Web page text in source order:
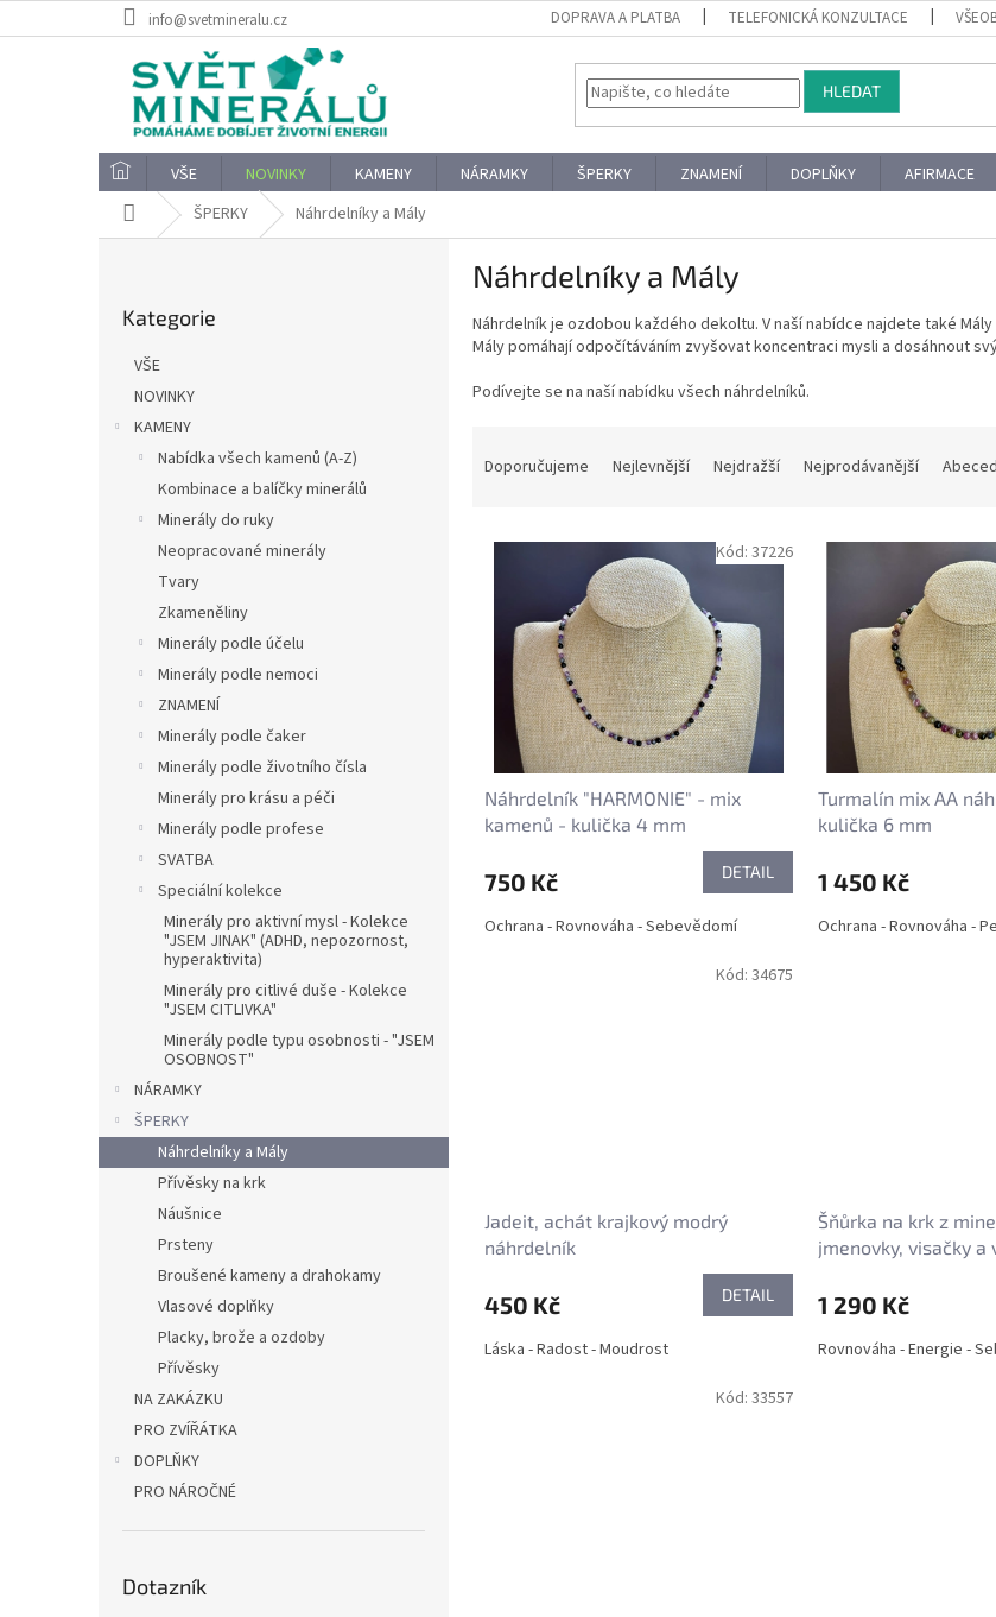
na
info@svetmineralu.cz DOPRAVA A PLATBA TELEFONICKÁ KONZULTACE
HLEDAT
VŠE NOVINKY KAMENY NÁRAMKY ŠPERKY ZNAMENÍ DOPLŇKY AFIRMACE
Domů ŠPERKY Náhrdelníky a Mály
kategorie
Kategorie
VŠE
NOVINKY
KAMENY
Nabídka všech kamenů (A-Z)
Kombinace a balíčky minerálů
Minerály do ruky
Neopracované minerály
Tvary
Zkameněliny
Minerály podle účelu
Minerály podle nemoci
ZNAMENÍ
Minerály podle čaker
Minerály podle životního čísla
Minerály pro krásu a péči
Minerály podle profese
SVATBA
Speciální kolekce
Minerály pro aktivní mysl - Kolekce
"JSEM JINAK" (ADHD, nepozornost,
hyperaktivita)
Minerály pro citlivé duše - Kolekce
"JSEM CITLIVKA"
Minerály podle typu osobnosti - "JSEM
OSOBNOST"
NÁRAMKY
ŠPERKY
Náhrdelníky a Mály
Přívěsky na krk
Náušnice
Prsteny
Broušené kameny a drahokamy
Vlasové doplňky
Placky, brože a ozdoby
Přívěsky
NA ZAKÁZKU
PRO ZVÍŘÁTKA
DOPLŇKY
PRO NÁROČNÉ
Dotazník
Náhrdelníky a Mály
Náhrdelník je ozdobou každého dekoltu. V naší nabídce najdete také
Mály pomáhají odpočítáváním zvyšovat koncentraci mysli a dosáhnout
Podívejte se na naší nabídku všech náhrdelníků.
Doporučujeme Nejlevnější Nejdražší Nejprodávanější
Náhrdelník "HARMONIE" - mix
kamenů - kulička 4 mm
750 Kč DETAIL
Ochrana - Rovnováha - Sebevědomí
Kód: 37226
Turmalín mix AA
kulička 6 mm
1 450 Kč
Ochrana - Rovnováha -
Jadeit, achát krajkový modrý
náhrdelník
450 Kč DETAIL
Láska - Radost - Moudrost
Kód: 34675
Šňůrka na krk z
jmenovky, visačky a
1 290 Kč
Rovnováha - Energie -
Kód: 33557